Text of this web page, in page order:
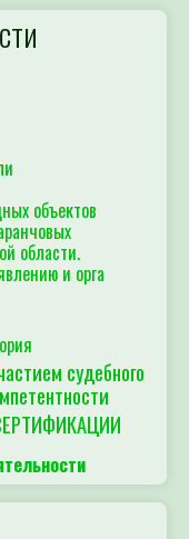
объектов
области.
и орга
судебного